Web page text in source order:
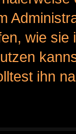
wie
ihn